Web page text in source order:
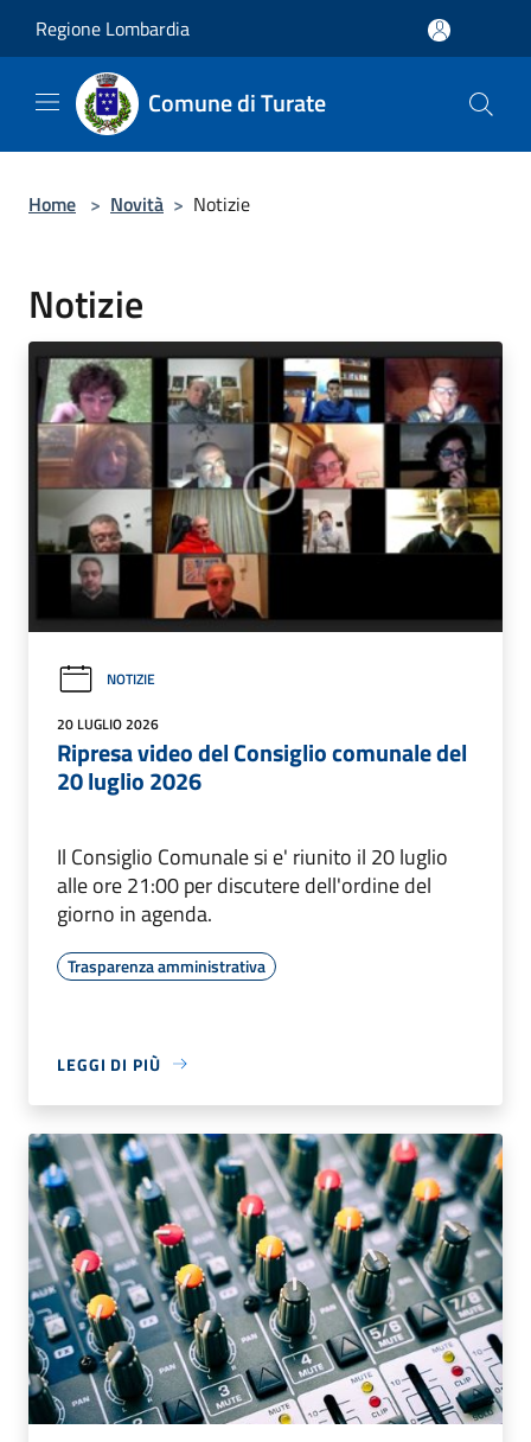
Regione Lombardia
Comune di Turate
Home > Novità > Notizie
Notizie
NOTIZIE
20 LUGLIO 2026
Ripresa video del Consiglio comunale del
20 luglio 2026
Il Consiglio Comunale si e' riunito il 20 luglio
alle ore 21:00 per discutere dell'ordine del
giorno in agenda.
Trasparenza amministrativa
LEGGI DI PIÙ